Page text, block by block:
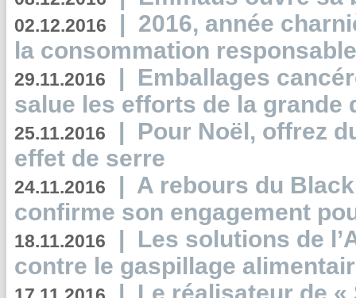
02.12.2016 | 2016, année
la consommation
29.11.2016 | Emballages
salue les efforts de la grande
25.11.2016 | Pour Noël, offrez
effet de serre
24.11.2016 | A rebours du
confirme son engagement
18.11.2016 | Les solutions de
contre le gaspillage